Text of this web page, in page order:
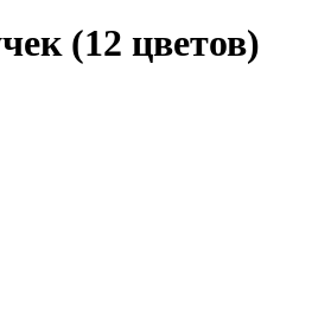
(12 цветов)